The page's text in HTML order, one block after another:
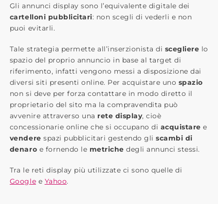
Gli annunci display sono l’equivalente digitale dei ​
cartelloni pubblicitari​: non scegli di vederli e non
puoi evitarli.
Tale strategia permette all’inserzionista di ​scegliere ​ lo
spazio del proprio annuncio in base al target di
riferimento, infatti vengono messi a disposizione dai
diversi siti presenti online. Per acquistare uno ​spazio
non si deve per forza contattare in modo diretto il
proprietario del sito ma la compravendita può
avvenire attraverso una ​ rete display​, cioè
concessionarie online che si occupano di acquistare e
vendere spazi pubblicitari gestendo gliscambi di
denaro e fornendo le metriche degli annunci stessi.
Tra le reti display più utilizzate ci sono quelle di ​
Google​ e ​ Yahoo​.